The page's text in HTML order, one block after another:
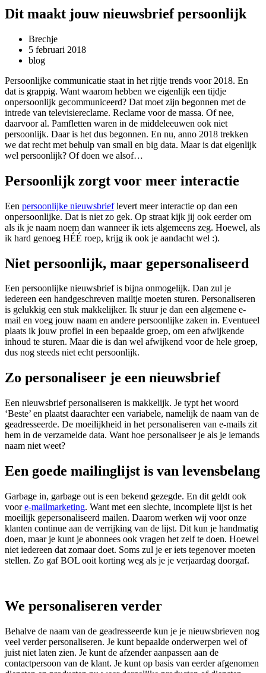
Dit maakt jouw nieuwsbrief persoonlijk
Brechje
5 februari 2018
blog
Persoonlijke communicatie staat in het rijtje trends voor 2018. En
dat is grappig. Want waarom hebben we eigenlijk een tijdje
onpersoonlijk gecommuniceerd? Dat moet zijn begonnen met de
intrede van televisiereclame. Reclame voor de massa. Of nee,
daarvoor al. Pamfletten waren in de middeleeuwen ook niet
persoonlijk. Daar is het dus begonnen. En nu, anno 2018 trekken
we dat recht met behulp van small en big data. Maar is dat eigenlijk
wel persoonlijk? Of doen we alsof…
Persoonlijk zorgt voor meer interactie
Een persoonlijke nieuwsbrieflevert meer interactie op dan een
onpersoonlijke. Dat is niet zo gek. Op straat kijk jij ook eerder om
als ik je naam noem dan wanneer ik iets algemeens zeg. Hoewel, als
ik hard genoeg HÉÉ roep, krijg ik ook je aandacht wel :).
Niet persoonlijk, maar gepersonaliseerd
Een persoonlijke nieuwsbrief is bijna onmogelijk. Dan zul je
iedereen een handgeschreven mailtje moeten sturen. Personaliseren
is gelukkig een stuk makkelijker. Ik stuur je dan een algemene e-
mail en voeg jouw naam en andere persoonlijke zaken in. Eventueel
plaats ik jouw profiel in een bepaalde groep, om een afwijkende
inhoud te sturen. Maar die is dan wel afwijkend voor de hele groep,
dus nog steeds niet echt persoonlijk.
Zo personaliseer je een nieuwsbrief
Een nieuwsbrief personaliseren is makkelijk. Je typt het woord
‘Beste’ en plaatst daarachter een variabele, namelijk de naam van de
geadresseerde. De moeilijkheid in het personaliseren van e-mails zit
hem in de verzamelde data. Want hoe personaliseer je als je iemands
naam niet weet?
Een goede mailinglijst is van levensbelang
Garbage in, garbage out is een bekend gezegde. En dit geldt ook
voore-mailmarketing. Want met een slechte, incomplete lijst is het
moeilijk gepersonaliseerd mailen. Daarom werken wij voor onze
klanten continue aan de verrijking van de lijst. Dit kun je handmatig
doen, maar je kunt je abonnees ook vragen het zelf te doen. Hoewel
niet iedereen dat zomaar doet. Soms zul je er iets tegenover moeten
stellen. Zo gaf BOL ooit korting weg als je je verjaardag doorgaf.
We personaliseren verder
Behalve de naam van de geadresseerde kun je je nieuwsbrieven nog
veel verder personaliseren. Je kunt bepaalde onderwerpen wel of
juist niet laten zien. Je kunt de afzender aanpassen aan de
contactpersoon van de klant. Je kunt op basis van eerder afgenomen